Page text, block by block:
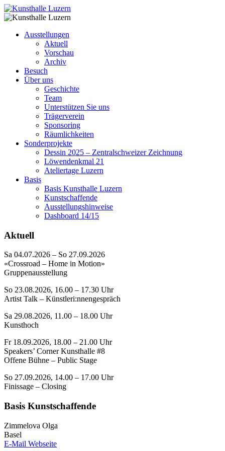
Ausstellungen
Aktuell
Vorschau
Archiv
Besuch
Über uns
Geschichte
Team
Unterstützen Sie uns
Trägerverein
Sponsoring
Räumlichkeiten
Sonderprojekte
Dessin 2025 – Zentralschweizer Zeichnung
Löwendenkmal 21
Ateliertage Luzern
Basis
Basis Kunsthalle Luzern
Kunstschaffende
Ausstellungshinweise
Dashboard 14/15
Aktuell
Sa 04.07.2026 – So 27.09.2026
«Crossroad – Home in Motion»
Gruppenausstellung
So 23.08.2026, 16.00 – 17.30 Uhr
Artist Talk – Künstleri:nnengespräch
Sa 29.08.2026, 11.00 – 18.00 Uhr
Kunsthoch
Fr 18.09.2026, 18.00 – 21.00 Uhr
Speakers’ Corner Kunsthalle #8
Offene Bühne – Public Stage
So 27.09.2026, 14.00 – 17.00 Uhr
Finissage – Closing
Basis Kunstschaffende
Zimmelova Olga
Basel
E-Mail Webseite